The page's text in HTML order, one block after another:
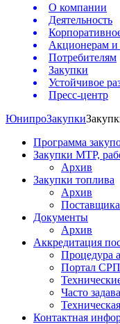
О компании
Деятельность
Акционерам и
Потребителям
Закупки
Устойчивое
Пресс-центр
ЮнипроЗакупки
Программа
Закупки МТР,
Архив
Закупки топлива
Архив
Документы
Архив
Аккредитация
Процедура
Портал СРП
Часто
Контактная